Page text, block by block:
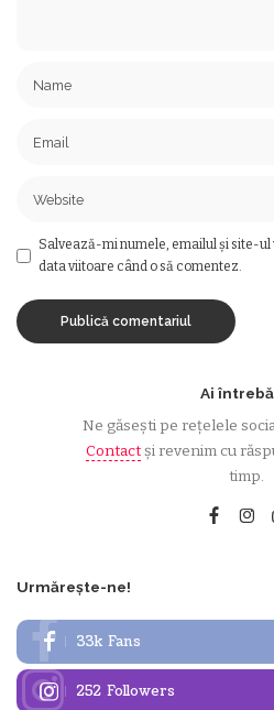
Salvează-mi numele, emailul și site-
data viitoare când o să comentez.
Ai
Ne găsești pe rețelele
Contactși revenim cu
timp.
Urmărește-ne!
33k Fans
252 Followers